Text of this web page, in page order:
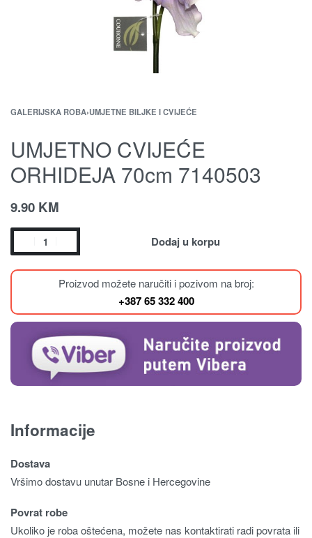
GALERIJSKA ROBA›UMJETNE BILJKE I CVIJEĆE
UMJETNO CVIJEĆE
ORHIDEJA 70cm 7140503
9.90 KM
Dodaj u korpu
Proizvod možete naručiti i pozivom na broj:
+387 65 332 400
Informacije
Dostava
Vršimo dostavu unutar Bosne i Hercegovine
Povrat robe
Ukoliko je roba oštećena, možete nas kontaktirati radi povrata ili